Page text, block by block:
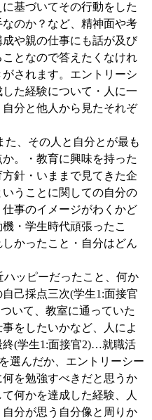
基づいてその行動をした
のか？など、精神面や考
や親の仕事にも話が及び
となので答えたくなけれ
されます。エントリーシ
た経験について・人に一
分と他人から見たそれぞ
、その人と自分とが最も
。・教育に興味を持った
針・いままで見てきた企
うことに関しての自分の
事のイメージがわくかど
・学生時代頑張ったこ
かったこと・自分はどん
ッピーだったこと、何か
己採点三次(学生1:面接官
いて、教室に通っていた
をしたいかなど、人によ
終(学生1:面接官2)…就職活
選んだか、エントリーシー
を勉強すべきだと思うか
何かを達成した経験、人
分が思う自分像と周りか